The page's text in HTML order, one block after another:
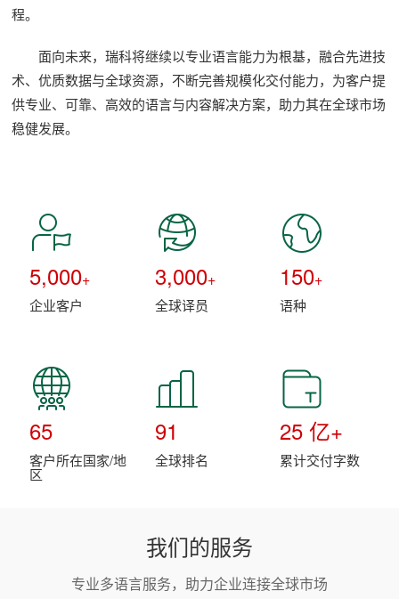
程。
面向未来，瑞科将继续以专业语言能力为根基，融合先进技
术、优质数据与全球资源，不断完善规模化交付能力，为客户提
供专业、可靠、高效的语言与内容解决方案，助力其在全球市场
稳健发展。
5,000+
企业客户
3,000+
全球译员
150+
语种
65
客户所在国家/地
区
91
全球排名
25 亿+
累计交付字数
我们的服务
专业多语言服务，助力企业连接全球市场